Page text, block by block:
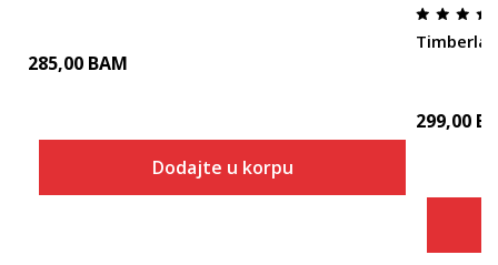
285,00 BAM
Dodajte u korpu
299,00